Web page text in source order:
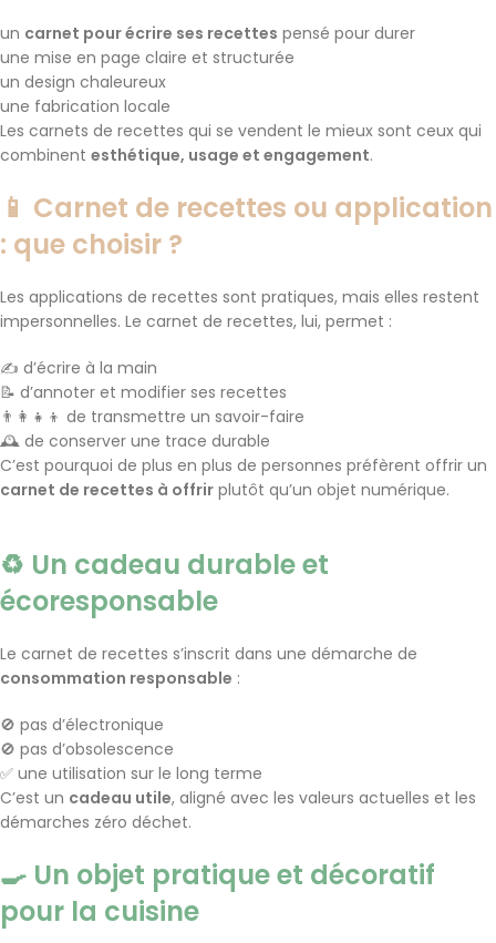
un carnet pour écrire ses recettes pensé pour durer
une mise en page claire et structurée
un design chaleureux
une fabrication locale
Les carnets de recettes qui se vendent le mieux sont ceux qui
combinent esthétique, usage et engagement.
📱 Carnet de recettes ou application
: que choisir ?
Les applications de recettes sont pratiques, mais elles restent
impersonnelles. Le carnet de recettes, lui, permet :
✍️ d’écrire à la main
📝 d’annoter et modifier ses recettes
👨‍👩‍👧‍👦 de transmettre un savoir-faire
🕰️ de conserver une trace durable
C’est pourquoi de plus en plus de personnes préfèrent offrir un
carnet de recettes à offrir plutôt qu’un objet numérique.
♻️ Un cadeau durable et
écoresponsable
Le carnet de recettes s’inscrit dans une démarche de
consommation responsable :
🚫 pas d’électronique
🚫 pas d’obsolescence
✅ une utilisation sur le long terme
C’est un cadeau utile, aligné avec les valeurs actuelles et les
démarches zéro déchet.
🍳 Un objet pratique et décoratif
pour la cuisine